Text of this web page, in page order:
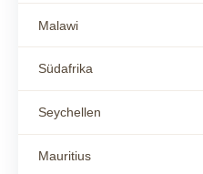
Malawi
Südafrika
Seychellen
Mauritius